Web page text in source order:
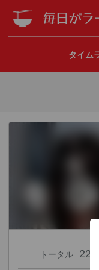
タイム
トータル 227